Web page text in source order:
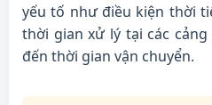
yếu tố như điều kiện thời
thời gian xử lý tại các
đến thời gian vận chuyển.